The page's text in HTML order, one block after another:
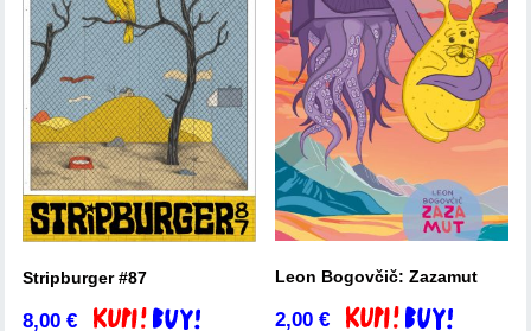
Stripburger #87
8,00€ Dodaj v košarico
Leon Bogovčič: Zazamut
2,00€ Dodaj v košarico